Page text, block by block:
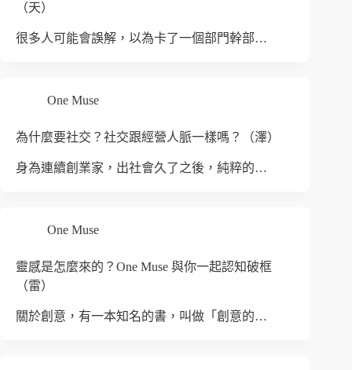
（天）
很多人可能會誤解，以為卡了一個部門幹部…
One Muse
為什麼要社交？社交跟經營人脈一樣嗎？（澤）
身為連續創業家，出社會久了之後，純粹的…
One Muse
靈感是怎麼來的？One Muse 與你一起認知破框
（雷）
關於創意，有一本知名的書，叫做「創意的…